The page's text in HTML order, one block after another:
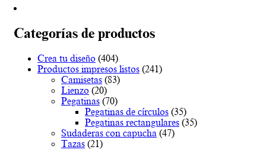
hasta
€81.68
variantes.
Las
pueden
página
de
producto
Categorías de productos
Crea tu diseño (404)
Productos impresos listos (241)
Camisetas (83)
Lienzo (20)
Pegatinas (70)
Pegatinas de círculos (35)
Pegatinas rectangulares (35)
Sudaderas con capucha (47)
Tazas (21)